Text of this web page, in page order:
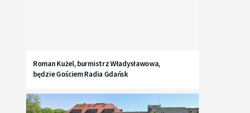
Roman Kużel, burmistrz Władysławowa,
będzie Gościem Radia Gdańsk